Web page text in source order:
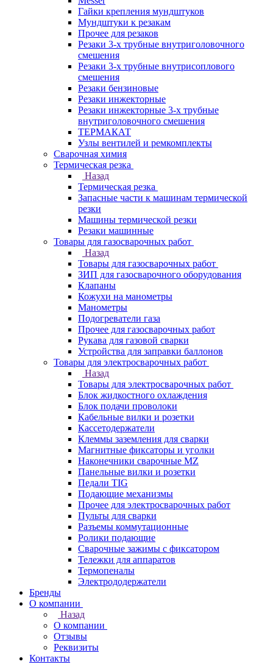
Гайки крепления мундштуков
Мундштуки к резакам
Прочее для резаков
Резаки 3-х трубные внутриголовочного
смешения
Резаки 3-х трубные внутрисоплового
смешения
Резаки бензиновые
Резаки инжекторные
Резаки инжекторные 3-х трубные
внутриголовочного смешения
ТЕРМАКАТ
Узлы вентилей и ремкомплекты
Сварочная химия
Термическая резка
Назад
Термическая резка
Запасные части к машинам термической
резки
Машины термической резки
Резаки машинные
Товары для газосварочных работ
Назад
Товары для газосварочных работ
ЗИП для газосварочного оборудования
Клапаны
Кожухи на манометры
Манометры
Подогреватели газа
Прочее для газосварочных работ
Рукава для газовой сварки
Устройства для заправки баллонов
Товары для электросварочных работ
Назад
Товары для электросварочных работ
Блок жидкостного охлаждения
Блок подачи проволоки
Кабельные вилки и розетки
Кассетодержатели
Клеммы заземления для сварки
Магнитные фиксаторы и уголки
Наконечники сварочные MZ
Панельные вилки и розетки
Педали TIG
Подающие механизмы
Прочее для электросварочных работ
Пульты для сварки
Разъемы коммутационные
Ролики подающие
Сварочные зажимы с фиксатором
Тележки для аппаратов
Термопеналы
Электрододержатели
Бренды
О компании
Назад
О компании
Отзывы
Реквизиты
Контакты